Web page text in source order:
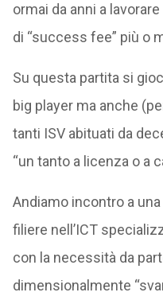
ormai da anni a
di “success fee” più o
Su questa partita si
big player ma anche
tanti ISV abituati da
“un tanto a licenza o a
Andiamo incontro a
filiere nell’ICT
con la necessità da
dimensionalmente